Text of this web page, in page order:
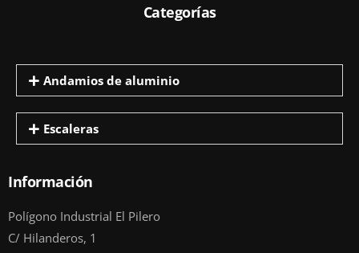
Categorías
Andamios de aluminio
Escaleras
Información
Polígono Industrial El Pilero
C/ Hilanderos, 1